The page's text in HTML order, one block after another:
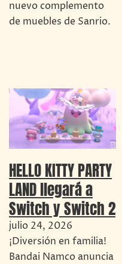
nuevo complemento
de muebles de Sanrio.
HELLO KITTY PARTY
LAND llegará a
Switch y Switch 2
julio 24, 2026
¡Diversión en familia!
Bandai Namco anuncia